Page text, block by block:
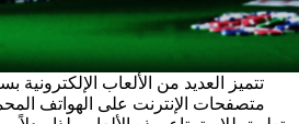
تتميز العديد من الألعاب
متصفحات الإنترنت على الهواتف